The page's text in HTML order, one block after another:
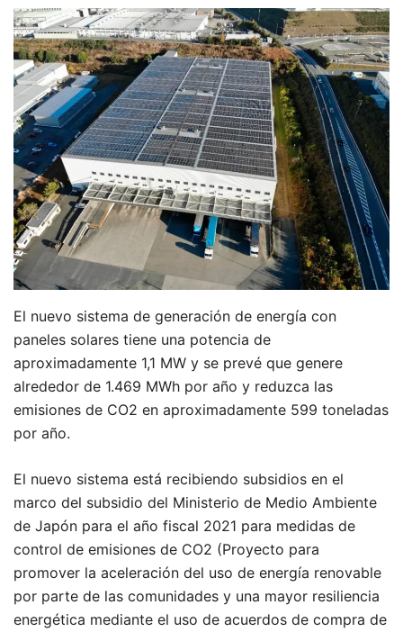
El nuevo sistema de generación de energía con
paneles solares tiene una potencia de
aproximadamente 1,1 MW y se prevé que genere
alrededor de 1.469 MWh por año y reduzca las
emisiones de CO2 en aproximadamente 599 toneladas
por año.
El nuevo sistema está recibiendo subsidios en el
marco del subsidio del Ministerio de Medio Ambiente
de Japón para el año fiscal 2021 para medidas de
control de emisiones de CO2 (Proyecto para
promover la aceleración del uso de energía renovable
por parte de las comunidades y una mayor resiliencia
energética mediante el uso de acuerdos de compra de